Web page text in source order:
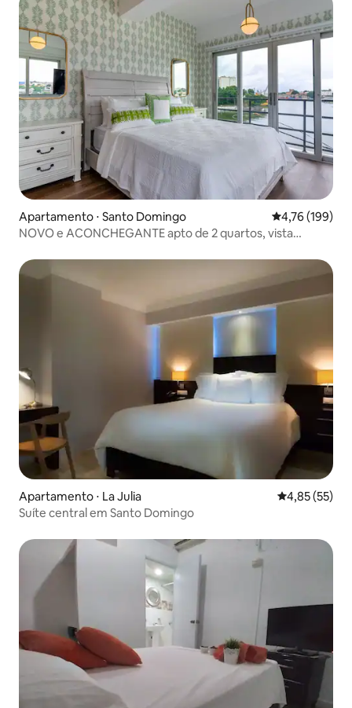
Apartamento ⋅ Santo Domingo 4,76 de uma
4,76 (199)
NOVO e ACONCHEGANTE apto de 2 quartos, vista
Apartamento ⋅ La Julia 4,85 de uma
4,85 (55)
Suíte central em Santo Domingo